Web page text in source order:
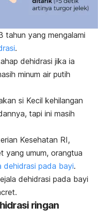
tahun yang mengalami
.
dehidrasi jika ia
minum air putih
si Kecil kehilangan
tapi ini masih
Kesehatan RI,
yang umum, orangtua
dehidrasi pada bayi.
dehidrasi pada bayi
ringan